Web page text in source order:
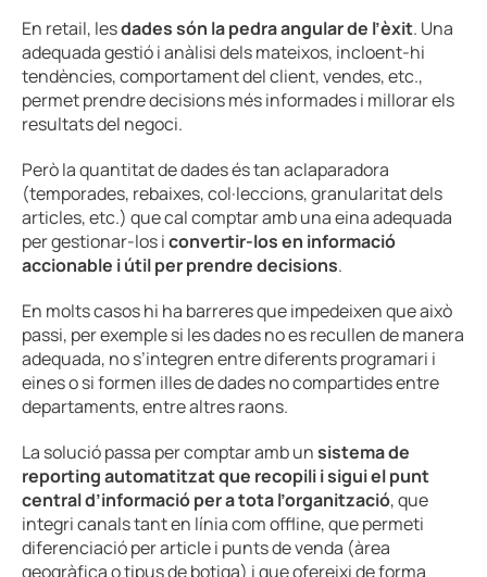
En retail, lesdades són la pedra angular de l’èxit. Una
adequada gestió i anàlisi dels mateixos, incloent-hi
tendències, comportament del client, vendes, etc.,
permet prendre decisions més informades i millorar els
resultats del negoci.
Però la quantitat de dades és tan aclaparadora
(temporades, rebaixes, col·leccions, granularitat dels
articles, etc.) que cal comptar amb una eina adequada
per gestionar-los iconvertir-los en informació
accionable i útil per prendre decisions.
En molts casos hi ha barreres que impedeixen que això
passi, per exemple si les dades no es recullen de manera
adequada, no s’integren entre diferents programari i
eines o si formen illes de dades no compartides entre
departaments, entre altres raons.
La solució passa per comptar amb unsistema de
reporting automatitzat que recopili i sigui el punt
central d’informació per a tota l’organització, que
integri canals tant en línia com offline, que permeti
diferenciació per article i punts de venda (àrea
geogràfica o tipus de botiga) i que ofereixi de forma